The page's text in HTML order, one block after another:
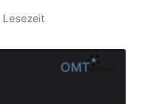
Lesezeit